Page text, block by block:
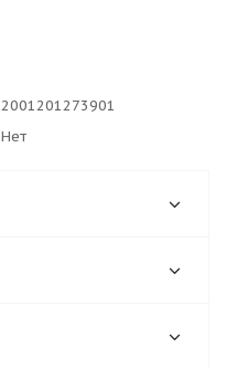
2001201273901
Нет